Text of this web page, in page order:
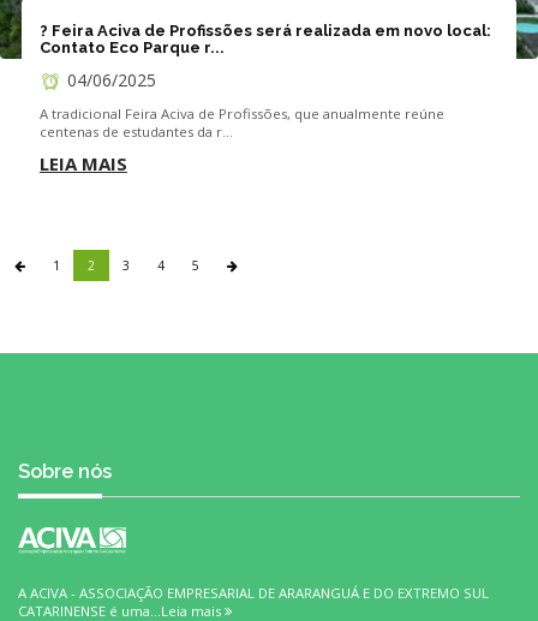
? Feira Aciva de Profissões será realizada em novo local:
Contato Eco Parque r...
04/06/2025
A tradicional Feira Aciva de Profissões, que anualmente reúne
centenas de estudantes da r...
LEIA MAIS
1 2 3 4 5
Sobre nós
A ACIVA - ASSOCIAÇÃO EMPRESARIAL DE ARARANGUÁ E DO EXTREMO SUL
CATARINENSE é uma... Leia mais